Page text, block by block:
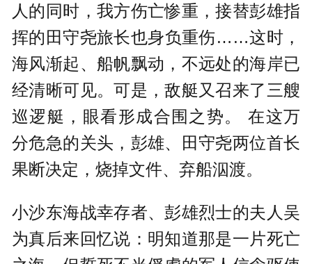
人的同时，我方伤亡惨重，接替彭雄指
挥的田守尧旅长也身负重伤……这时，
海风渐起、船帆飘动，不远处的海岸已
经清晰可见。可是，敌艇又召来了三艘
巡逻艇，眼看形成合围之势。 在这万
分危急的关头，彭雄、田守尧两位首长
果断决定，烧掉文件、弃船泅渡。
小沙东海战幸存者、彭雄烈士的夫人吴
为真后来回忆说：明知道那是一片死亡